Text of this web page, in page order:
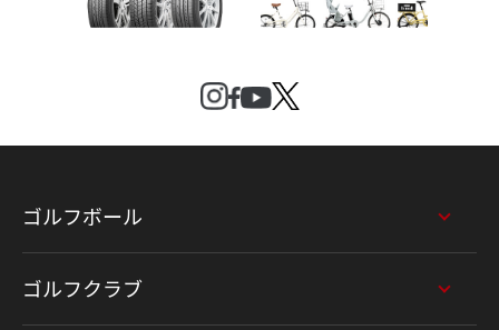
ゴルフボール
ゴルフクラブ